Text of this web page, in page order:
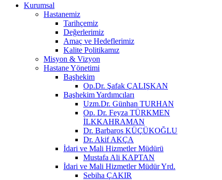
Kurumsal
Hastanemiz
Tarihçemiz
Değerlerimiz
Amaç ve Hedeflerimiz
Kalite Politikamız
Misyon & Vizyon
Hastane Yönetimi
Başhekim
Op.Dr. Şafak ÇALIŞKAN
Başhekim Yardımcıları
Uzm.Dr. Günhan TURHAN
Op. Dr. Feyza TÜRKMEN
İLKKAHRAMAN
Dr. Barbaros KÜÇÜKOĞLU
Dr. Akif AKÇA
İdari ve Mali Hizmetler Müdürü
Mustafa Ali KAPTAN
İdari ve Mali Hizmetler Müdür Yrd.
Sebiha ÇAKIR